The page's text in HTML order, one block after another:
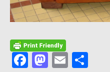
Facebook
Mastodon
Email